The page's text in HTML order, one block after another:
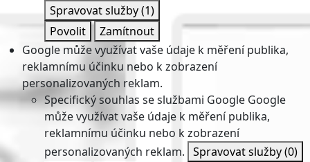
Spravovat služby(1)
Povolit
Zamítnout
Google může využívat vaše údaje k měření publika,
reklamnímu účinku nebo k zobrazení
personalizovaných reklam.
Specifický souhlas se službami Google Google
může využívat vaše údaje k měření publika,
reklamnímu účinku nebo k zobrazení
personalizovaných reklam. Spravovat služby(0)